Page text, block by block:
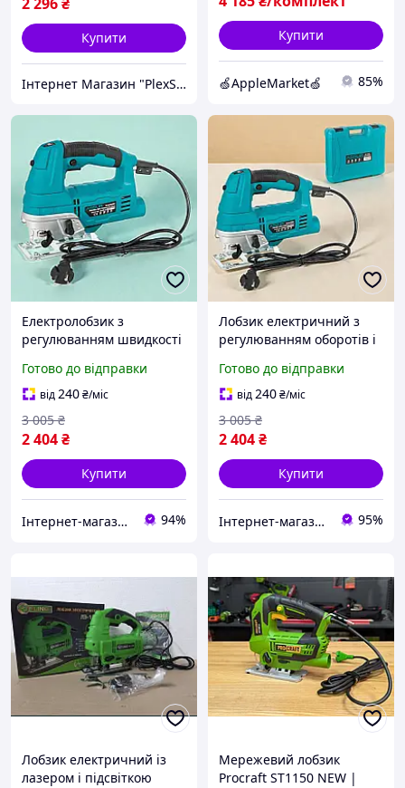
Купити
Інтернет Магазин "PlexStore"
Купити
🍏AppleMarket🍏 85%
Електролобзик з
регулюванням швидкості
мм, в кейсі, ASR805
(Лобзик електричний для
дерева та металу)
Готово до відправки
від240₴/міс
2 404₴
3 005 ₴
Купити
Інтернет-магазин Bigs 94%
Лобзик електричний з
регулюванням оборотів і
пропилу 80 мм, кейс
ASR805 (Електролобзик
мережевий)
Готово до відправки
від240₴/міс
2 404₴
3 005 ₴
Купити
Інтернет-магазин Megusta 95%
Лобзик електричний із
лазером і підсвіткою
Мережевий лобзик
Procraft ST1150 NEW |